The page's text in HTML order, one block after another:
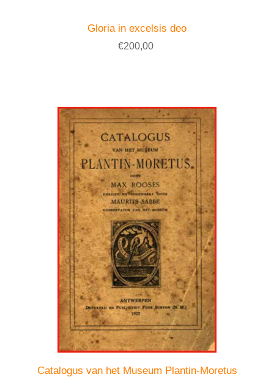
Gloria in excelsis deo
€200,00
Catalogus van het Museum Plantin-Moretus